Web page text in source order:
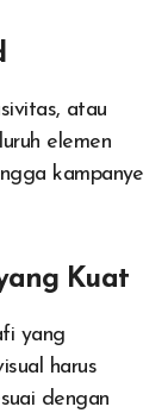
atau
elemen
kampanye
Kuat
yang
harus
dengan